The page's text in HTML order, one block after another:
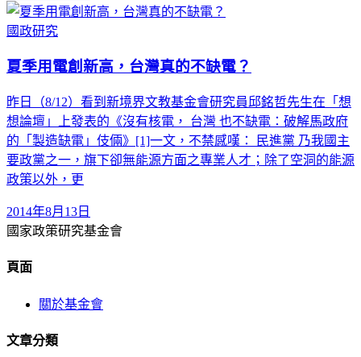
國政研究
夏季用電創新高，台灣真的不缺電？
昨日（8/12）看到新境界文教基金會研究員邱銘哲先生在「想
想論壇」上發表的《沒有核電， 台灣 也不缺電：破解馬政府
的「製造缺電」伎倆》[1]一文，不禁感嘆： 民進黨 乃我國主
要政黨之一，旗下卻無能源方面之專業人才；除了空洞的能源
政策以外，更
2014年8月13日
國家政策研究基金會
頁面
關於基金會
文章分類